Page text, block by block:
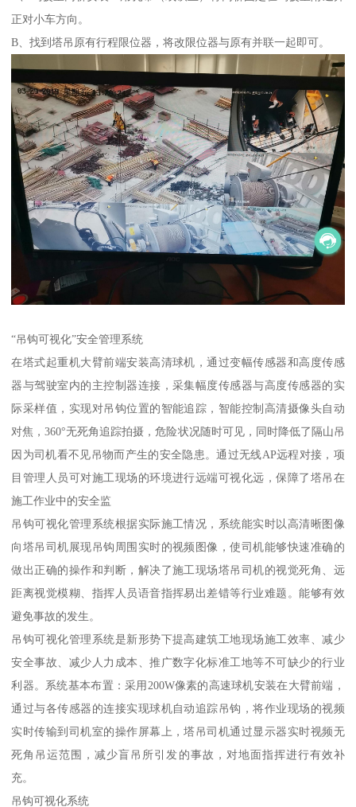
正对小车方向。
B、找到塔吊原有行程限位器，将改限位器与原有并联一起即可。
“吊钩可视化”安全管理系统
在塔式起重机大臂前端安装高清球机，通过变幅传感器和高度传感
器与驾驶室内的主控制器连接，采集幅度传感器与高度传感器的实
际采样值，实现对吊钩位置的智能追踪，智能控制高清摄像头自动
对焦，360°无死角追踪拍摄，危险状况随时可见，同时降低了隔山吊
因为司机看不见吊物而产生的安全隐患。通过无线AP远程对接，项
目管理人员可对施工现场的环境进行远端可视化远，保障了塔吊在
施工作业中的安全监
吊钩可视化管理系统根据实际施工情况，系统能实时以高清晰图像
向塔吊司机展现吊钩周围实时的视频图像，使司机能够快速准确的
做出正确的操作和判断，解决了施工现场塔吊司机的视觉死角、远
距离视觉模糊、指挥人员语音指挥易出差错等行业难题。能够有效
避免事故的发生。
吊钩可视化管理系统是新形势下提高建筑工地现场施工效率、减少
安全事故、减少人力成本、推广数字化标准工地等不可缺少的行业
利器。系统基本布置：采用200W像素的高速球机安装在大臂前端，
通过与各传感器的连接实现球机自动追踪吊钩，将作业现场的视频
实时传输到司机室的操作屏幕上，塔吊司机通过显示器实时视频无
死角吊运范围，减少盲吊所引发的事故，对地面指挥进行有效补
充。
吊钩可视化系统